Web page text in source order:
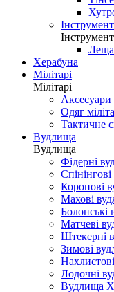
Херабуна
Мілітарі
Мілітарі
Аксесуари
Одяг
Тактичне
Вудлища
Вудлища
Фідерні
Коропові
Махові
Болонські
Матчеві
Штекерні
Зимові
Лодочні
Вудлища